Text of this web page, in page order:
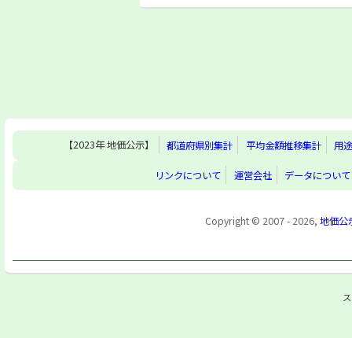
【2023年 地価公示】 都道府県別集計 平均金額推移集計 用
リンクについて 運営会社 データについて
Copyright © 2007 - 2026, 地価公